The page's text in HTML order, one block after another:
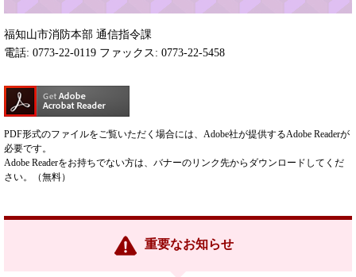
福知山市消防本部 通信指令課
電話: 0773-22-0119 ファックス: 0773-22-5458
PDF形式のファイルをご覧いただく場合には、Adobe社が提供するAdobe Readerが
必要です。
Adobe Readerをお持ちでない方は、バナーのリンク先からダウンロードしてくだ
さい。（無料）
重要なお知らせ